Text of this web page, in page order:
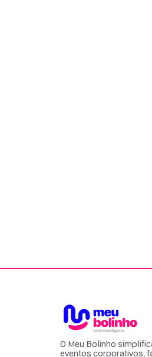
O Meu Bolinho
eventos corporativos,